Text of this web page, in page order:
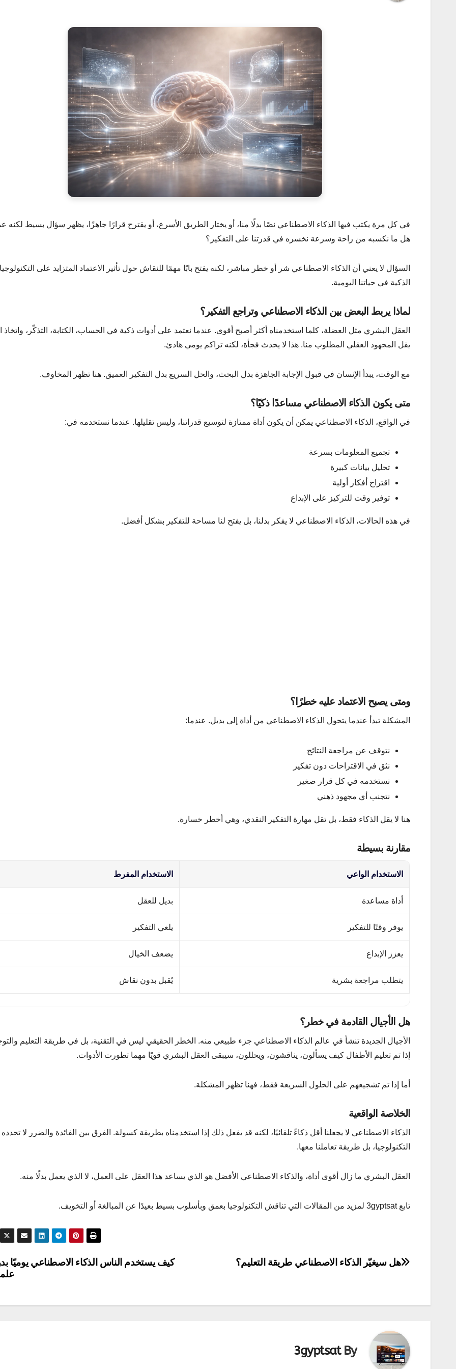
في كل مرة يكتب فيها الذكاء الاصطناعي نصًا بدلًا منا، أو يختار الطريق الأسرع، أو يقترح قرارًا جاهزًا، يظهر سؤال بسيط لكنه
هل ما نكسبه من راحة وسرعة نخسره في قدرتنا على التفكير؟
السؤال لا يعني أن الذكاء الاصطناعي شر أو خطر مباشر، لكنه يفتح بابًا مهمًا للنقاش حول تأثير الاعتماد المتزايد على التكنولوجيا
الذكية في حياتنا اليومية.
لماذا يربط البعض بين الذكاء الاصطناعي وتراجع التفكير؟
العقل البشري مثل العضلة، كلما استخدمناه أكثر أصبح أقوى. عندما نعتمد على أدوات ذكية في الحساب، الكتابة، التذكّر، واتخاذ
يقل المجهود العقلي المطلوب منا. هذا لا يحدث فجأة، لكنه تراكم يومي هادئ.
مع الوقت، يبدأ الإنسان في قبول الإجابة الجاهزة بدل البحث، والحل السريع بدل التفكير العميق. هنا تظهر المخاوف.
متى يكون الذكاء الاصطناعي مساعدًا ذكيًا؟
في الواقع، الذكاء الاصطناعي يمكن أن يكون أداة ممتازة لتوسيع قدراتنا، وليس تقليلها. عندما نستخدمه في:
تجميع المعلومات بسرعة
تحليل بيانات كبيرة
اقتراح أفكار أولية
توفير وقت للتركيز على الإبداع
في هذه الحالات، الذكاء الاصطناعي لا يفكر بدلنا، بل يفتح لنا مساحة للتفكير بشكل أفضل.
ومتى يصبح الاعتماد عليه خطرًا؟
المشكلة تبدأ عندما يتحول الذكاء الاصطناعي من أداة إلى بديل. عندما:
نتوقف عن مراجعة النتائج
نثق في الاقتراحات دون تفكير
نستخدمه في كل قرار صغير
نتجنب أي مجهود ذهني
هنا لا يقل الذكاء فقط، بل تقل مهارة التفكير النقدي، وهي أخطر خسارة.
مقارنة بسيطة
الاستخدام الواعي الاستخدام المفرط
أداة مساعدة بديل للعقل
يوفر وقتًا للتفكير يلغي التفكير
يعزز الإبداع يضعف الخيال
يتطلب مراجعة بشرية يُقبل بدون نقاش
هل الأجيال القادمة في خطر؟
الأجيال الجديدة تنشأ في عالم الذكاء الاصطناعي جزء طبيعي منه. الخطر الحقيقي ليس في التقنية، بل في طريقة التعليم
إذا تم تعليم الأطفال كيف يسألون، يناقشون، ويحللون، سيبقى العقل البشري قويًا مهما تطورت الأدوات.
أما إذا تم تشجيعهم على الحلول السريعة فقط، فهنا تظهر المشكلة.
الخلاصة الواقعية
الذكاء الاصطناعي لا يجعلنا أقل ذكاءً تلقائيًا، لكنه قد يفعل ذلك إذا استخدمناه بطريقة كسولة. الفرق بين الفائدة والضرر لا تحدده
التكنولوجيا، بل طريقة تعاملنا معها.
العقل البشري ما زال أقوى أداة، والذكاء الاصطناعي الأفضل هو الذي يساعد هذا العقل على العمل، لا الذي يعمل بدلًا منه.
تابع 3gyptsat لمزيد من المقالات التي تناقش التكنولوجيا بعمق وبأسلوب بسيط بعيدًا عن المبالغة أو التخويف.
تصفّح
كيف يستخدم الناس الذكاء الاصطناعي يوميًا
هل سيغيّر الذكاء الاصطناعي طريقة التعليم؟
By
3gyptsat